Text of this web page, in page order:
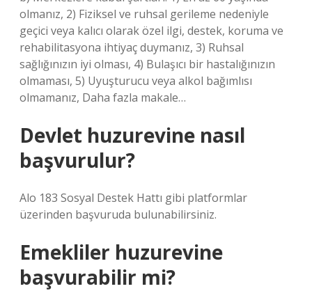
olmanız, 2) Fiziksel ve ruhsal gerileme nedeniyle
geçici veya kalıcı olarak özel ilgi, destek, koruma ve
rehabilitasyona ihtiyaç duymanız, 3) Ruhsal
sağlığınızın iyi olması, 4) Bulaşıcı bir hastalığınızın
olmaması, 5) Uyuşturucu veya alkol bağımlısı
olmamanız, Daha fazla makale…
Devlet huzurevine nasıl
başvurulur?
Alo 183 Sosyal Destek Hattı gibi platformlar
üzerinden başvuruda bulunabilirsiniz.
Emekliler huzurevine
başvurabilir mi?